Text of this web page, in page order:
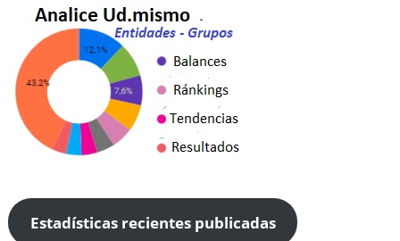
Estadísticas recientes publicadas